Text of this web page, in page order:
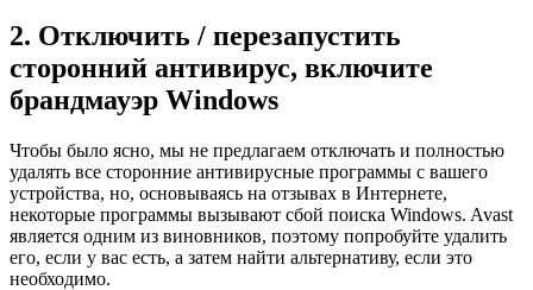
2. Отключить / перезапустить
сторонний антивирус, включите
брандмауэр Windows
Чтобы было ясно, мы не предлагаем отключать и полностью
удалять все сторонние антивирусные программы с вашего
устройства, но, основываясь на отзывах в Интернете,
некоторые программы вызывают сбой поиска Windows. Avast
является одним из виновников, поэтому попробуйте удалить
его, если у вас есть, а затем найти альтернативу, если это
необходимо.